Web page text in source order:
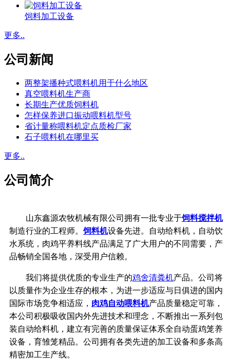
饲料加工设备
更多..
公司新闻
两整架播种式喂料机用于什么地区
真空喂料机生产商
长期生产优质饲料机
怎样保养进口振动喂料机型号
省计量称喂料机定点质检厂家
石子喂料机在哪里买
更多..
公司简介
山东鑫源农牧机械有限公司拥有一批专业于饲料搅拌机
制造行业的工程师。饲料机设备先进。自动给料机，自动饮
水系统， 肉鸡平养料线产品满足了广大用户的不同需要，产
品畅销全国各地，深受用户信赖。
我们将提供优质的专业生产的鸡舍清粪机产品。公司将
以质量作为企业生存的根本， 为进一步适应与日俱进的国内
国际市场竞争相适应， 肉鸡自动喂料机产品质量稳定可靠，
本公司积极吸收国内外先进技术和理念，不断推出一系列包
装自动给料机，建立有完善的质量保证体系全自动蛋鸡笼养
设备，育雏笼精品。公司拥有各类先进的加工设备和多条高
精密加工生产线。